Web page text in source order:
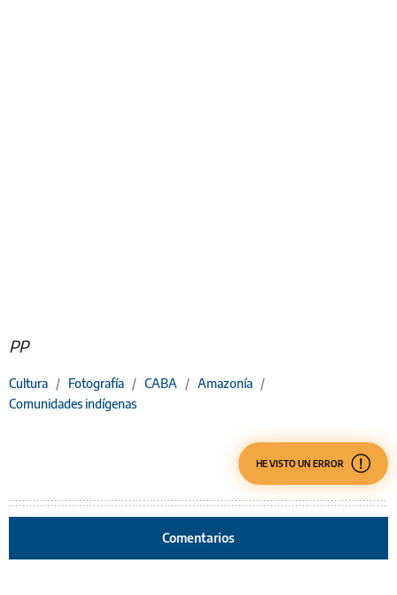
PP
Cultura / Fotografía / CABA / Amazonía /
Comunidades indígenas
HE VISTO UN ERROR
Comentarios